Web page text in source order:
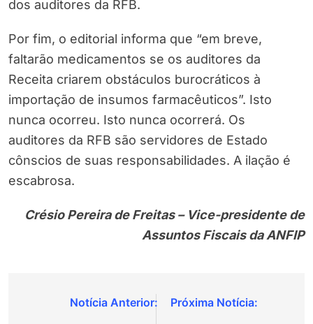
dos auditores da RFB.
Por fim, o editorial informa que “em breve,
faltarão medicamentos se os auditores da
Receita criarem obstáculos burocráticos à
importação de insumos farmacêuticos”. Isto
nunca ocorreu. Isto nunca ocorrerá. Os
auditores da RFB são servidores de Estado
cônscios de suas responsabilidades. A ilação é
escabrosa.
Crésio Pereira de Freitas – Vice-presidente de
Assuntos Fiscais da ANFIP
Navegação